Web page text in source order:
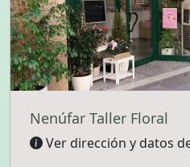
Nenúfar Taller Floral
Ver dirección y datos